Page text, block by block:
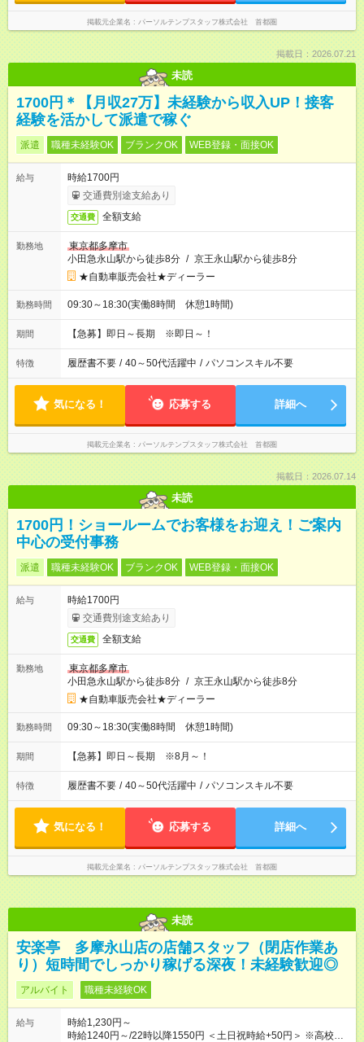
掲載元企業名 パーソルテンプスタッフ株式会社 首都圏
掲載日：2026.07.21
未読
1700円＊【月収27万】未経験から収入UP！接客
経験を活かして派遣で稼ぐ
派遣 職種未経験OK ブランクOK WEB登録・面接OK
給与
時給1700円
交通費別途支給あり
交通費 全額支給
勤務地
東京都多摩市
小田急永山駅から徒歩8分 / 京王永山駅から徒歩8分
★自動車販売会社★ディーラー
勤務時間 09:30～18:30(実働8時間 休憩1時間)
期間 【急募】即日～長期 ※即日～！
特徴 履歴書不要 / 40～50代活躍中 / パソコンスキル不要
気になる！ 応募する 詳細へ
掲載元企業名 パーソルテンプスタッフ株式会社 首都圏
掲載日：2026.07.14
未読
1700円！ショールームでお客様をお迎え！ご案内
中心の受付事務
派遣 職種未経験OK ブランクOK WEB登録・面接OK
給与
時給1700円
交通費別途支給あり
交通費 全額支給
勤務地
東京都多摩市
小田急永山駅から徒歩8分 / 京王永山駅から徒歩8分
★自動車販売会社★ディーラー
勤務時間 09:30～18:30(実働8時間 休憩1時間)
期間 【急募】即日～長期 ※8月～！
特徴 履歴書不要 / 40～50代活躍中 / パソコンスキル不要
気になる！ 応募する 詳細へ
掲載元企業名 パーソルテンプスタッフ株式会社 首都圏
未読
安楽亭 多摩永山店の店舗スタッフ（閉店作業あ
り）短時間でしっかり稼げる深夜！未経験歓迎◎
アルバイト 職種未経験OK
給与
時給1,230円～
時給1240円～/22時以降1550円 ＜土日祝時給+50円＞ ※高校生